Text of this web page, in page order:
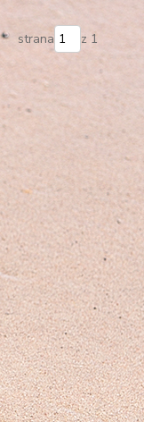
strana z 1